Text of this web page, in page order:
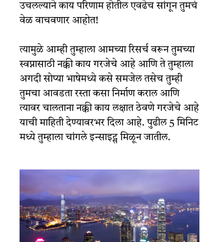
उचलल्याने काय परिणाम होतील एवढेच सांगून तुमचं
वेळ वाचवणार आहोत!
त्यामुळे आम्ही तुम्हाला आमच्या रिसर्च वरून तुमच्या
स्वप्नासाठी नक्की काय गरजेचे आहे आणि ते तुम्हाला
अगदी सोप्या भाषेमध्ये कसे समजेल तसेच तुम्ही
तुमचा आवडता रस्ता कसा निर्माण कराल आणि
त्यावर चालताना नक्की काय लक्षात ठेवणे गरजेचे आहे
याची माहिती देण्यावरभर दिला आहे. पुढील 5 मिनिट
मध्ये तुम्हाला चांगले इन्साइट्स मिळून जातील.